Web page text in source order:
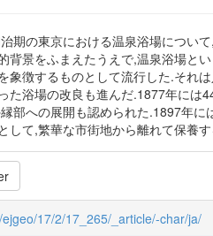
期の東京における温泉浴場につい
背景をふまえたうえで,温泉浴場と
象徴するものとして流行した.それ
た浴場の改良も進んだ.1877年には
部への展開も認められた.1897年
して,繁華な市街地から離れて保養
17/2/17_265/_article/-char/ja/